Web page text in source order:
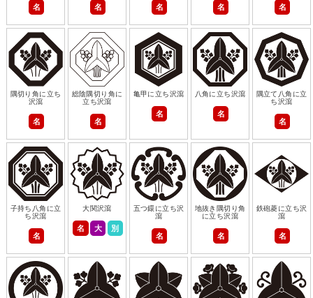
名 名 名 名 名
隅切り角に立ち
沢瀉
名
総陰隅切り角に
立ち沢瀉
名
亀甲に立ち沢瀉
名
八角に立ち沢瀉
名
隅立て八角に立
ち沢瀉
名
子持ち八角に立
ち沢瀉
名
大関沢瀉
名 大 別
五つ鐶に立ち沢
瀉
名
地抜き隅切り角
に立ち沢瀉
名
鉄砲菱に立ち沢
瀉
名